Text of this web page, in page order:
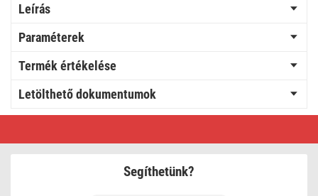
Leírás
Paraméterek
Termék értékelése
Letölthető dokumentumok
fényfüzér,
Segíthetünk?